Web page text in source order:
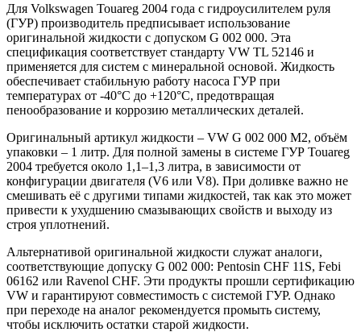
Для Volkswagen Touareg 2004 года с гидроусилителем руля
(ГУР) производитель предписывает использование
оригинальной жидкости с допуском G 002 000. Эта
спецификация соответствует стандарту VW TL 52146 и
применяется для систем с минеральной основой. Жидкость
обеспечивает стабильную работу насоса ГУР при
температурах от -40°C до +120°C, предотвращая
пенообразование и коррозию металлических деталей.
Оригинальный артикул жидкости – VW G 002 000 M2, объём
упаковки – 1 литр. Для полной замены в системе ГУР Touareg
2004 требуется около 1,1–1,3 литра, в зависимости от
конфигурации двигателя (V6 или V8). При доливке важно не
смешивать её с другими типами жидкостей, так как это может
привести к ухудшению смазывающих свойств и выходу из
строя уплотнений.
Альтернативой оригинальной жидкости служат аналоги,
соответствующие допуску G 002 000: Pentosin CHF 11S, Febi
06162 или Ravenol CHF. Эти продукты прошли сертификацию
VW и гарантируют совместимость с системой ГУР. Однако
при переходе на аналог рекомендуется промыть систему,
чтобы исключить остатки старой жидкости.